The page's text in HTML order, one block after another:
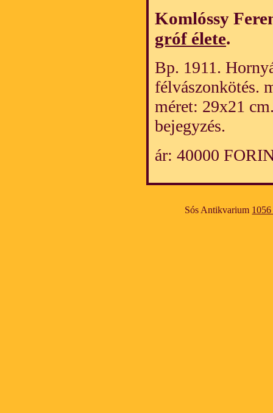
Komlóssy
gróf élete.
Bp. 1911.
félvászonkötés.
méret: 29x21
bejegyzés.
ár: 40000
Sós Antikvarium